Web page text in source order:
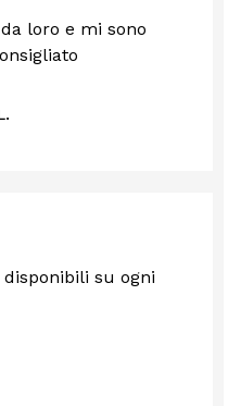
loro e mi sono
su ogni